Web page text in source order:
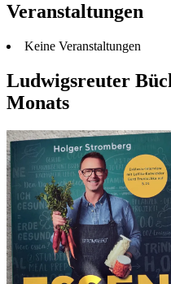
Veranstaltungen
Keine Veranstaltungen
Ludwigsreuter
Monats